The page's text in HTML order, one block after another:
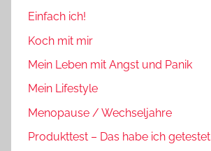
Einfach ich!
Koch mit mir
Mein Leben mit Angst und Panik
Mein Lifestyle
Menopause / Wechseljahre
Produkttest – Das habe ich getestet